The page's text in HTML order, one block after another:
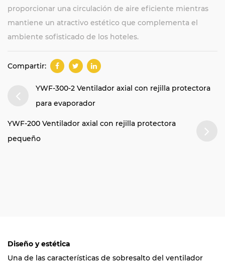
proporcionar una circulación de aire eficiente mientras
mantiene un atractivo estético que complementa el
ambiente sofisticado de los hoteles.
Compartir:
YWF-300-2 Ventilador axial con rejilla protectora
para evaporador
YWF-200 Ventilador axial con rejilla protectora
pequeño
Diseño y estética
Una de las características de sobresalto del ventilador